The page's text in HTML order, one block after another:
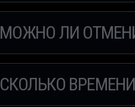
МОЖНО ЛИ
СКОЛЬКО